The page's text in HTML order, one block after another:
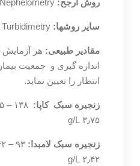
سایر روشها:
مقادیر طبیعی: هر
اندازه گیری و جمعیت
انتظار را تعیین نماید.
زنجیره سبک کاپا:
۳٫۷۵ g/L
زنجیره سبک لامبدا:
۲٫۴۲ g/L